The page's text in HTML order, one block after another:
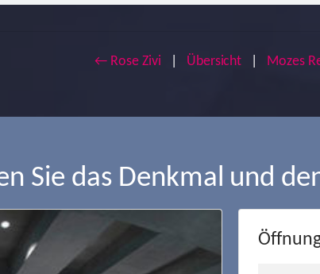
← Rose Zivi Übersicht Mozes
Sie das Denkmal und